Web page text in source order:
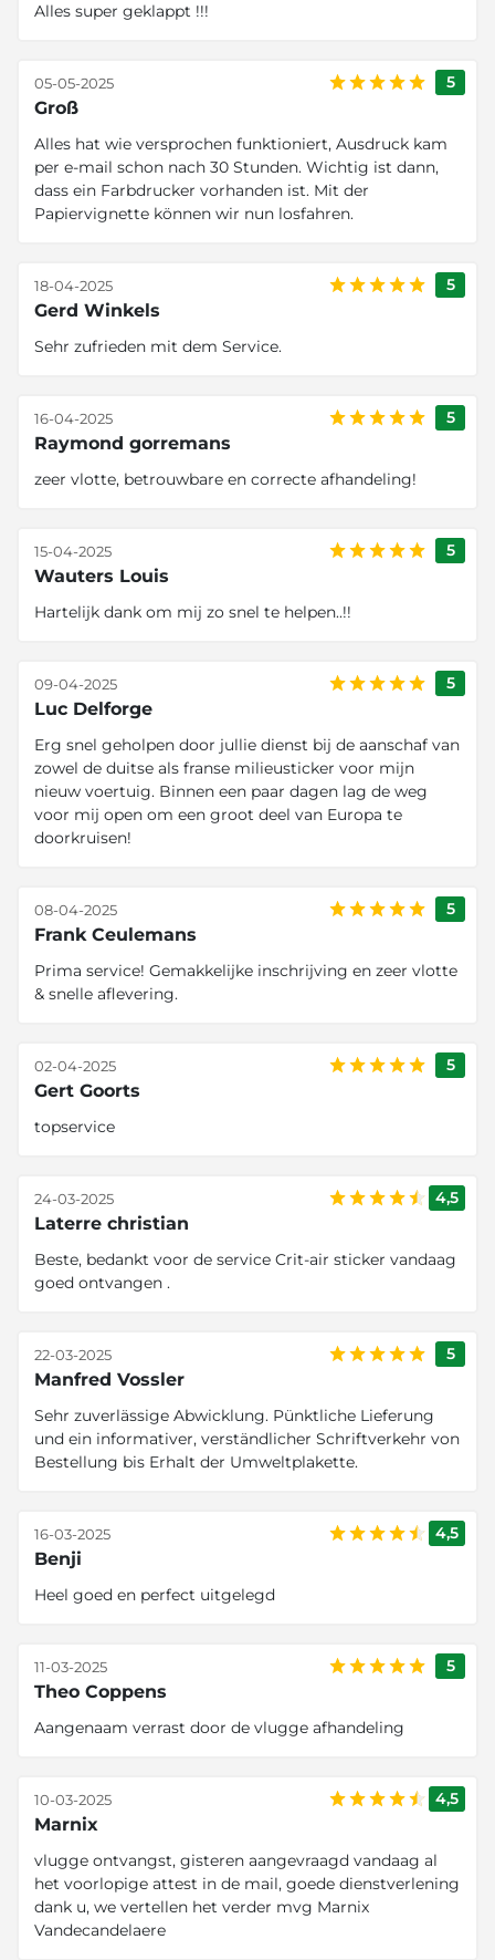
Alles super geklappt !!!
5
Groß
05-05-2025
Alles hat wie versprochen funktioniert, Ausdruck kam
per e-mail schon nach 30 Stunden. Wichtig ist dann,
dass ein Farbdrucker vorhanden ist. Mit der
Papiervignette können wir nun losfahren.
5
Gerd Winkels
18-04-2025
Sehr zufrieden mit dem Service.
5
Raymond gorremans
16-04-2025
zeer vlotte, betrouwbare en correcte afhandeling!
5
Wauters Louis
15-04-2025
Hartelijk dank om mij zo snel te helpen..!!
5
Luc Delforge
09-04-2025
Erg snel geholpen door jullie dienst bij de aanschaf van
zowel de duitse als franse milieusticker voor mijn
nieuw voertuig. Binnen een paar dagen lag de weg
voor mij open om een groot deel van Europa te
doorkruisen!
5
Frank Ceulemans
08-04-2025
Prima service! Gemakkelijke inschrijving en zeer vlotte
& snelle aflevering.
5
Gert Goorts
02-04-2025
topservice
4,5
Laterre christian
24-03-2025
Beste, bedankt voor de service Crit-air sticker vandaag
goed ontvangen .
5
Manfred Vossler
22-03-2025
Sehr zuverlässige Abwicklung. Pünktliche Lieferung
und ein informativer, verständlicher Schriftverkehr von
Bestellung bis Erhalt der Umweltplakette.
4,5
Benji
16-03-2025
Heel goed en perfect uitgelegd
5
Theo Coppens
11-03-2025
Aangenaam verrast door de vlugge afhandeling
4,5
Marnix
10-03-2025
vlugge ontvangst, gisteren aangevraagd vandaag al
het voorlopige attest in de mail, goede dienstverlening
dank u, we vertellen het verder mvg Marnix
Vandecandelaere